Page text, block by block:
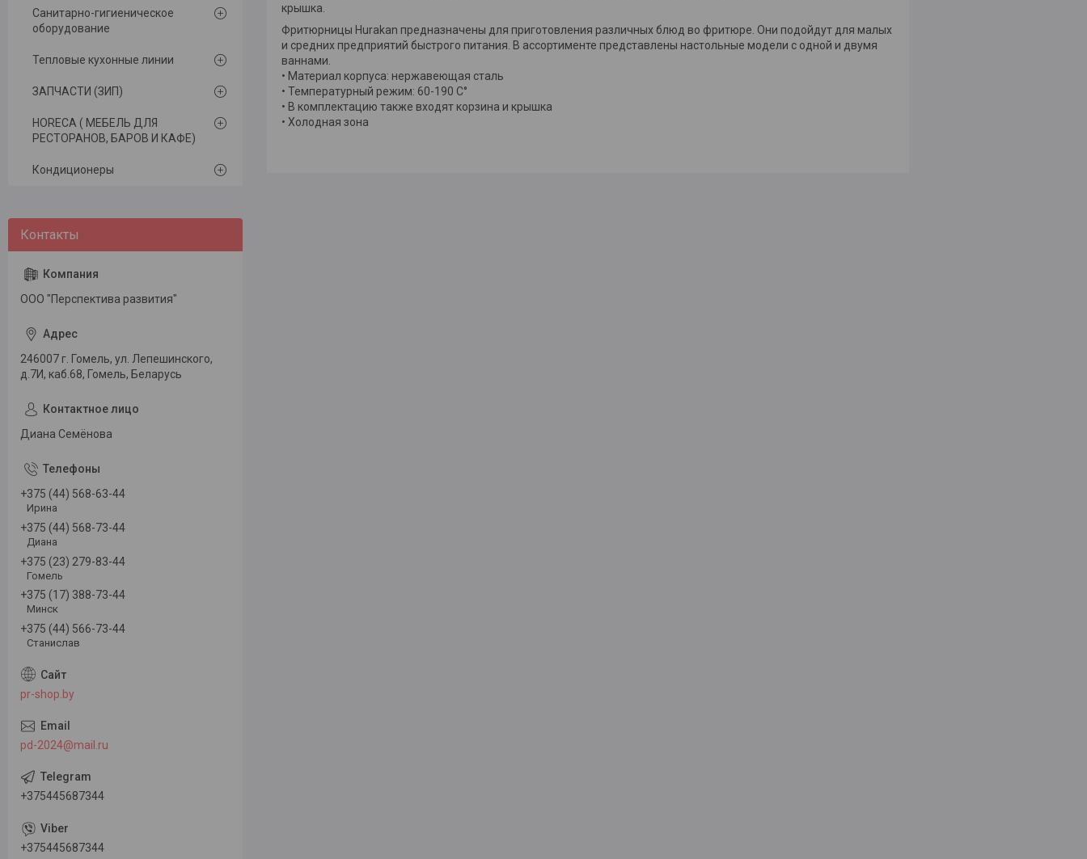
крышка.
Фритюрницы Hurakan предназначены для приготовления различных блюд во фритюре. Они подойдут для малых
и средних предприятий быстрого питания. В ассортименте представлены настольные модели с одной и двумя
ваннами.
• Материал корпуса: нержавеющая сталь
• Температурный режим: 60-190 С°
• В комплектацию также входят корзина и крышка
• Холодная зона
Санитарно-гигиеническое
оборудование
Тепловые кухонные линии
ЗАПЧАСТИ (ЗИП)
HORECA ( МЕБЕЛЬ ДЛЯ
РЕСТОРАНОВ, БАРОВ И КАФЕ)
Кондиционеры
ООО "Перспектива развития"
246007 г. Гомель, ул. Лепешинского,
д.7И, каб.68, Гомель, Беларусь
Диана Семёнова
+375 (44) 568-63-44
Ирина
+375 (44) 568-73-44
Диана
+375 (23) 279-83-44
Гомель
+375 (17) 388-73-44
Минск
+375 (44) 566-73-44
Станислав
pr-shop.by
pd-2024@mail.ru
+375445687344
+375445687344